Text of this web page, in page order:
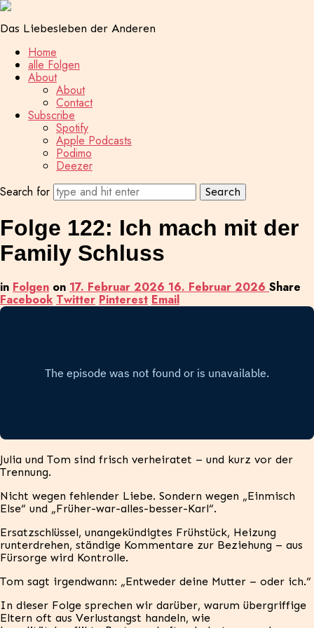
Das Liebesleben der Anderen
Home
alle Folgen
About
About
Contact
Subscribe
Spotify
Apple Podcasts
Podimo
Deezer
Search for
Folge 122: Ich mach mit der
Family Schluss
in Folgen on 17. Februar 2026 16. Februar 2026 Share
Facebook Twitter Pinterest Email
Julia und Tom sind frisch verheiratet – und kurz vor der
Trennung.
Nicht wegen fehlender Liebe. Sondern wegen „Einmisch
Else“ und „Früher-war-alles-besser-Karl“.
Ersatzschlüssel, unangekündigtes Frühstück, Heizung
runterdrehen, ständige Kommentare zur Beziehung – aus
Fürsorge wird Kontrolle.
Tom sagt irgendwann: „Entweder deine Mutter – oder ich.“
In dieser Folge sprechen wir darüber, warum übergriffige
Eltern oft aus Verlustangst handeln, wie